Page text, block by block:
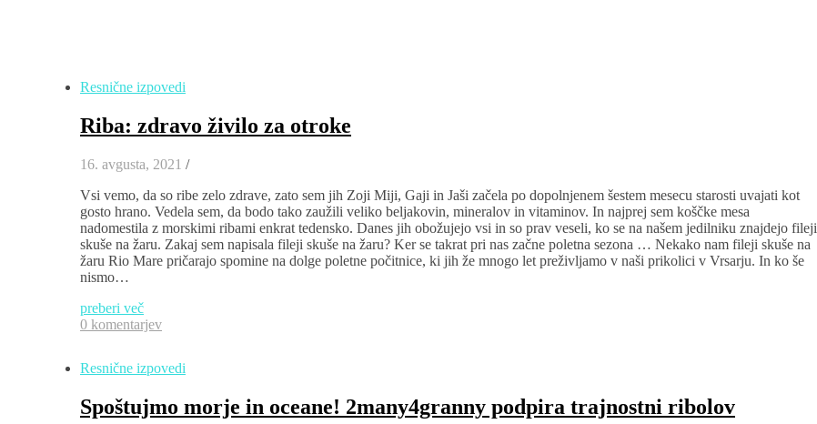
Resnične izpovedi
Riba: zdravo živilo za otroke
16. avgusta, 2021 /
Vsi vemo, da so ribe zelo zdrave, zato sem jih Zoji Miji, Gaji in Jaši začela po dopolnjenem šestem mesecu starosti uvajati kot
gosto hrano. Vedela sem, da bodo tako zaužili veliko beljakovin, mineralov in vitaminov. In najprej sem koščke mesa
nadomestila z morskimi ribami enkrat tedensko. Danes jih obožujejo vsi in so prav veseli, ko se na našem jedilniku znajdejo fileji
skuše na žaru. Zakaj sem napisala fileji skuše na žaru? Ker se takrat pri nas začne poletna sezona … Nekako nam fileji skuše na
žaru Rio Mare pričarajo spomine na dolge poletne počitnice, ki jih že mnogo let preživljamo v naši prikolici v Vrsarju. In ko še
nismo…
preberi več
0 komentarjev
Resnične izpovedi
Spoštujmo morje in oceane! 2many4granny podpira trajnostni ribolov